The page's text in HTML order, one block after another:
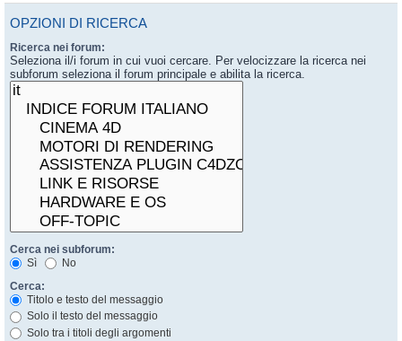
OPZIONI DI RICERCA
Ricerca nei forum:
Seleziona il/i forum in cui vuoi cercare. Per velocizzare la ricerca nei
subforum seleziona il forum principale e abilita la ricerca.
Cerca nei subforum:
Sì
No
Cerca:
Titolo e testo del messaggio
Solo il testo del messaggio
Solo tra i titoli degli argomenti